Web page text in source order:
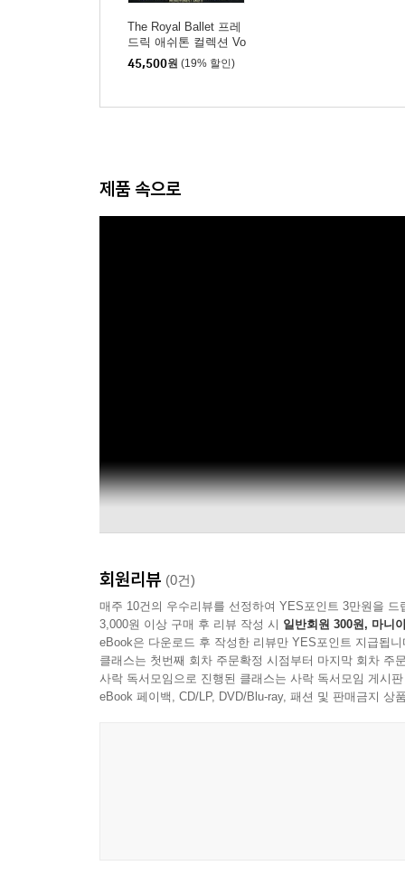
The Royal Ballet 프레
드릭 애쉬톤 컬렉션 Vo
l. 1 (The Frederick Ash
ton Collection, Volume
45,500원 (19% 할인)
제품 속으로
회원리뷰 (0건)
매주 10건의 우수리뷰를 선정하여 YES포인트 3만원을 드
3,000원 이상 구매 후 리뷰 작성 시 일반회원 300원, 마니
eBook은 다운로드 후 작성한 리뷰만 YES포인트 지급됩니
클래스는 첫번째 회차 주문확정 시점부터 마지막 회차 주
사락 독서모임으로 진행된 클래스는 사락 독서모임 게시
eBook 페이백, CD/LP, DVD/Blu-ray, 패션 및 판매금지 상